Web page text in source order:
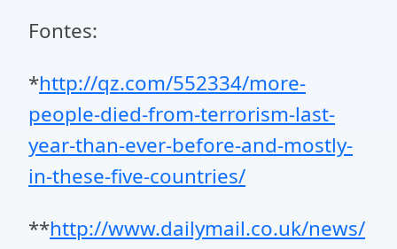
Fontes:
*http://qz.com/552334/more-
people-died-from-terrorism-last-
year-than-ever-before-and-mostly-
in-these-five-countries/
**http://www.dailymail.co.uk/news/